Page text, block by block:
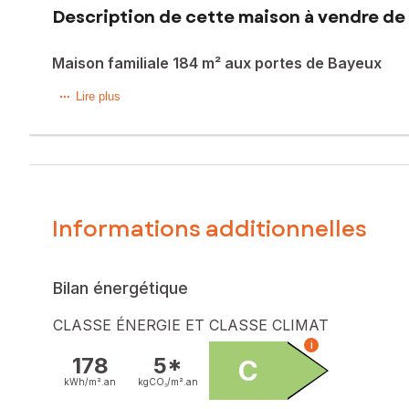
Description de cette maison à vendre de
Maison familiale 184 m² aux portes de Bayeux
Située à 2km de BAYEUX, cette propriété bénéficie d'un
vaste salon-séjour lumineux, un bureau, deux chambres,
Prix de vente : 375 000 €
Honoraires charge vendeur
Contactez votre conseiller SAFTI : Coline de CUSSY, Tél.
Lire plus
Informations additionnelles
Bilan énergétique
CLASSE ÉNERGIE ET CLASSE CLIMAT
178
kWh/m². an
5*
kgCO₂/m². an C
i